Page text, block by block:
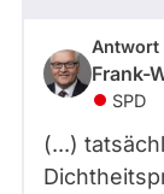
Antwort
Frank-
SPD
(...)